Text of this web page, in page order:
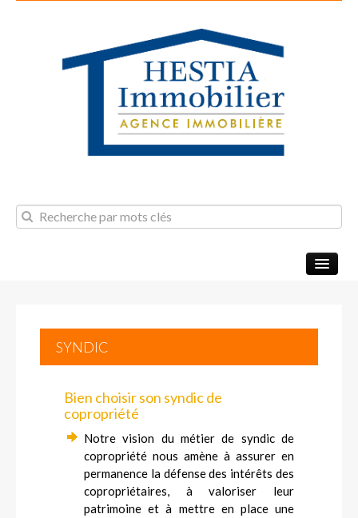
NOS BIENS
GESTION
NOS SERVICES
CONTACT
SYNDIC
Bien choisir son syndic de
copropriété
Notre vision du métier de syndic de
copropriété nous amène à assurer en
permanence la défense des intérêts des
copropriétaires, à valoriser leur
patrimoine et à mettre en place une